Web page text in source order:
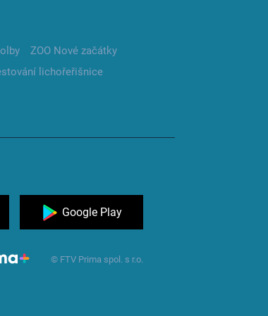
ZOO Nové začátky
lichořeřišnice
Google Play
© FTV Prima spol. s r.o.